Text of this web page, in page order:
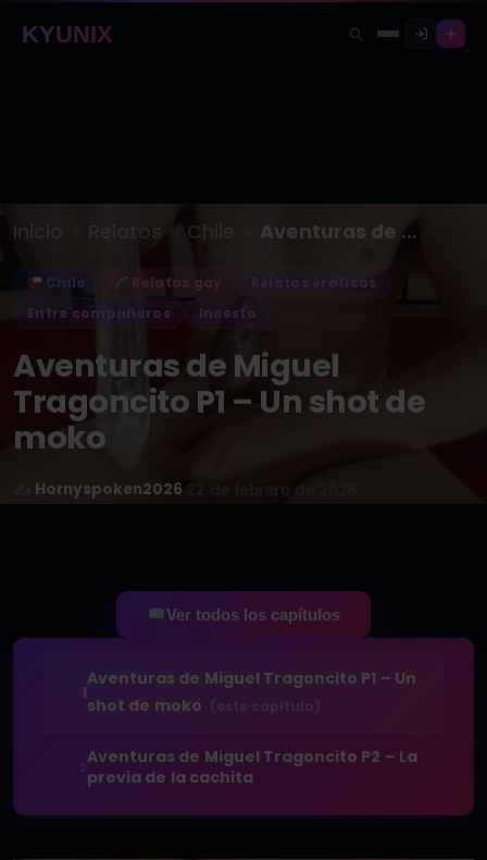
KYUNIX
Inicio Relatos » Chile Aventuras de Miguel Tragoncito P1 –…
Chile Relatos gay
Relatos eróticos
Entre compañeros
Incesto
Aventuras de Miguel
Tragoncito P1 – Un shot de
moko
✍️ Hornyspoken2026 22 de febrero de 2026
Ver todos los capítulos
1
Aventuras de Miguel Tragoncito P1 – Un
shot de moko
(este capítulo)
Aventuras de Miguel Tragoncito P2 – La
previa de la cachita